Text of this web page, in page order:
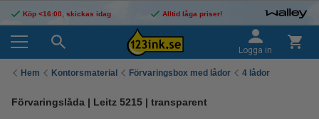
Köp <16:00, skickas idag Alltid låga priser!
Logga in
Hem Kontorsmaterial Förvaringsbox med lådor 4 lådor
Förvaringslåda | Leitz 5215 | transparent